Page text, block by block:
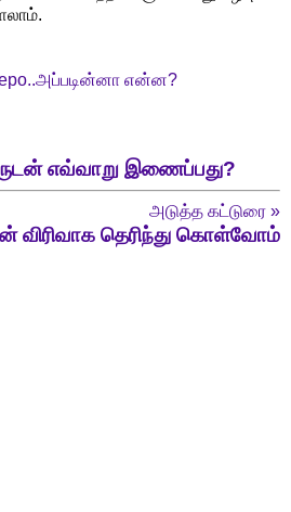
என்ன?
எவ்வாறு இணைப்பது?
அடுத்த கட்டுரை »
விரிவாக தெரிந்து கொள்வோம்